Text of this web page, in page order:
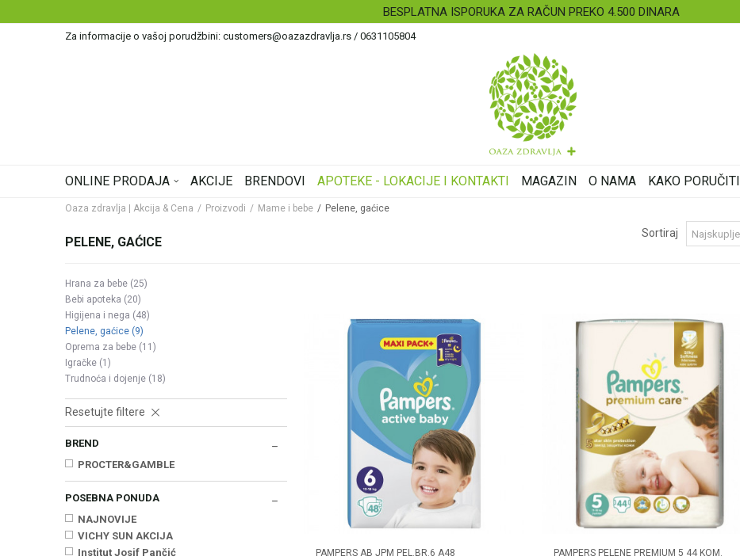
BESPLATNA ISPORUKA ZA RAČUN PREKO 4.500 DINARA
Za informacije o vašoj porudžbini: customers@oazazdravlja.rs / 0631105804
ONLINE PRODAJA AKCIJE BRENDOVI APOTEKE - LOKACIJE I KONTAKTI MAGAZIN O NAMA KAKO PORUČITI
Oaza zdravlja | Akcija & Cena Proizvodi Mame i bebe Pelene, gaćice
PELENE, GAĆICE
Sortiraj
Hrana za bebe (25)
Bebi apoteka (20)
Higijena i nega (48)
Pelene, gaćice (9)
Oprema za bebe (11)
Igračke (1)
Trudnoća i dojenje (18)
Resetujte filtere
BREND
PROCTER&GAMBLE
POSEBNA PONUDA
NAJNOVIJE
VICHY SUN AKCIJA
Institut Josif Pančić
PAMPERS AB JPM PEL.BR.6 A48 PAMPERS PELENE PREMIUM 5 44 KOM.